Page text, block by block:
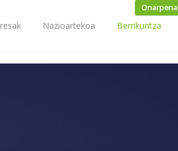
Onarpena
Nazioartekoa Berrikuntza